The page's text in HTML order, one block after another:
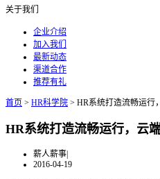
关于我们
企业介绍
加入我们
最新动态
渠道合作
推荐有礼
首页 > HR科学院 > HR系统打造流畅运行
HR系统打造流畅运行，云
薪人薪事|
2016-04-19